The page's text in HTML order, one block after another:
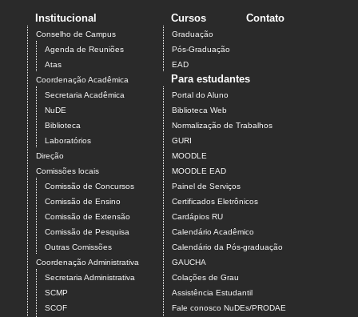
Institucional
Conselho de Campus
Agenda de Reuniões
Atas
Coordenação Acadêmica
Secretaria Acadêmica
NuDE
Biblioteca
Laboratórios
Direção
Comissões locais
Comissão de Concursos
Comissão de Ensino
Comissão de Extensão
Comissão de Pesquisa
Outras Comissões
Coordenação Administrativa
Secretaria Administrativa
SCMP
SCOF
Cursos
Graduação
Pós-Graduação
EAD
Contato
Para estudantes
Portal do Aluno
Biblioteca Web
Normalização de Trabalhos
GURI
MOODLE
MOODLE EAD
Painel de Serviços
Certificados Eletrônicos
Cardápios RU
Calendário Acadêmico
Calendário da Pós-graduação
GAUCHA
Colações de Grau
Assistência Estudantil
Fale conosco NuDEs/PRODAE